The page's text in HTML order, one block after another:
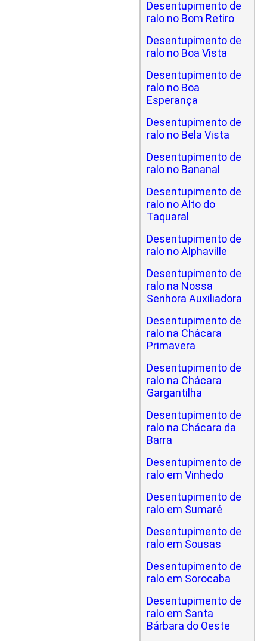
Desentupimento de
ralo no Bom Retiro
Desentupimento de
ralo no Boa Vista
Desentupimento de
ralo no Boa
Esperança
Desentupimento de
ralo no Bela Vista
Desentupimento de
ralo no Bananal
Desentupimento de
ralo no Alto do
Taquaral
Desentupimento de
ralo no Alphaville
Desentupimento de
ralo na Nossa
Senhora Auxiliadora
Desentupimento de
ralo na Chácara
Primavera
Desentupimento de
ralo na Chácara
Gargantilha
Desentupimento de
ralo na Chácara da
Barra
Desentupimento de
ralo em Vinhedo
Desentupimento de
ralo em Sumaré
Desentupimento de
ralo em Sousas
Desentupimento de
ralo em Sorocaba
Desentupimento de
ralo em Santa
Bárbara do Oeste